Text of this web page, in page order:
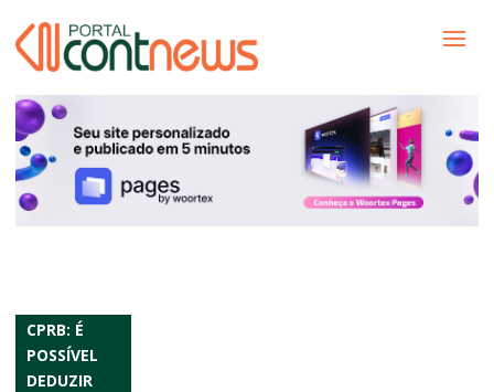
CPRB: É
POSSÍVEL
DEDUZIR